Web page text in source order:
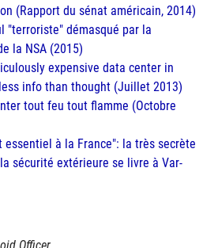
(Rapport du sénat américain, 2014)
"terroriste" démasqué par la
la NSA (2015)
expensive data center in
info than thought (Juillet 2013)
tout feu tout flamme (Octobre
essentiel à la France": la très secrète
sécurité extérieure se livre à Var-
Officer